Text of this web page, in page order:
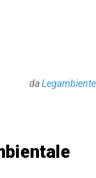
daLegambiente